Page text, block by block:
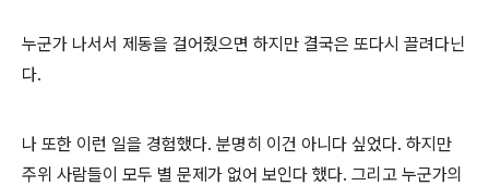
누군가 나서서 제동을 걸어줬으면 하지만 결국은 또다시 끌려다닌
다.
나 또한 이런 일을 경험했다. 분명히 이건 아니다 싶었다. 하지만
주위 사람들이 모두 별 문제가 없어 보인다 했다. 그리고 누군가의